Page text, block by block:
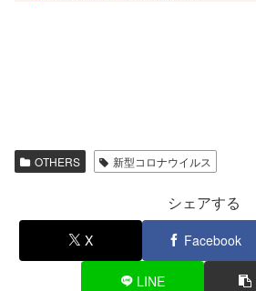
OTHERS 新型コロナウイルス
シェアする
X Facebook
LINE